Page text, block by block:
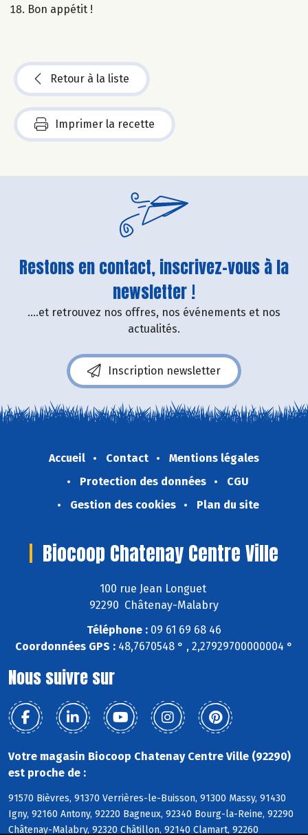
Bon appétit !
Retour à la liste
Imprimer la recette
Restons en contact, inscrivez-vous à la
newsletter !
....et retrouvez nos offres, nos événements et nos
actualités.
Inscription newsletter
Accueil Contact
Mentions légales
Protection des données
CGU
Gestion des cookies
Plan du site
Biocoop Chatenay Centre Ville
100 rue Jean Longuet
92290 Châtenay-Malabry
Téléphone : 09 61 69 68 46
Coordonnées GPS : 48,7670548 ° , 2,27929700000004 °
Nous suivre sur
Votre magasin Biocoop Chatenay Centre Ville (92290)
est proche de :
91570 Bièvres, 91370 Verrières-le-Buisson, 91300 Massy, 91430
Igny, 92160 Antony, 92220 Bagneux, 92340 Bourg-la-Reine, 92290
Châtenay-Malabry, 92320 Châtillon, 92140 Clamart, 92260